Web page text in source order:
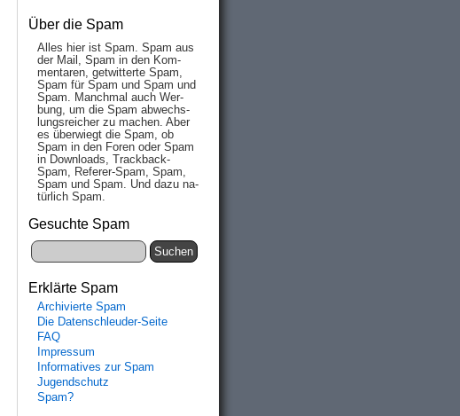
Über die Spam
Alles hier ist Spam. Spam aus
der Mail, Spam in den Kom­
men­taren, ge­twit­ter­te Spam,
Spam für Spam und Spam und
Spam. Manch­mal auch Wer­
bung, um die Spam ab­wechs­
lungs­reich­er zu mach­en. Aber
es über­wiegt die Spam, ob
Spam in den Fo­ren oder Spam
in Down­loads, Track­back-
Spam, Re­fe­rer-Spam, Spam,
Spam und Spam. Und da­zu na­
tür­lich Spam.
Gesuchte Spam
Erklärte Spam
Archivierte Spam
Die Datenschleuder-Seite
FAQ
Impressum
Informatives zur Spam
Jugendschutz
Spam?